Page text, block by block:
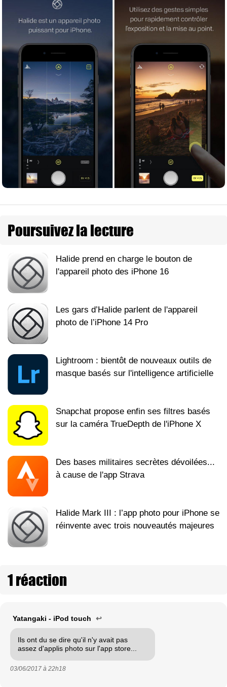
Poursuivez la lecture
Halide prend en charge le bouton de
l'appareil photo des iPhone 16
Les gars d’Halide parlent de l'appareil
photo de l’iPhone 14 Pro
Lightroom : bientôt de nouveaux outils de
masque basés sur l'intelligence artificielle
Snapchat propose enfin ses filtres basés
sur la caméra TrueDepth de l'iPhone X
Des bases militaires secrètes dévoilées...
à cause de l'app Strava
Halide Mark III : l’app photo pour iPhone se
réinvente avec trois nouveautés majeures
1 réaction
Yatangaki - iPod touch ↩
Ils ont du se dire qu'il n'y avait pas
assez d'applis photo sur l'app store...
03/06/2017 à 22h18